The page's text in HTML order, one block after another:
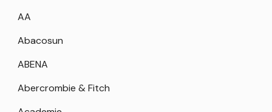
AA
Abacosun
ABENA
Abercrombie & Fitch